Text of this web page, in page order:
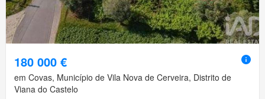
180 000 €
em Covas, Município de Vila Nova de Cerveira, Distrito de
Viana do Castelo